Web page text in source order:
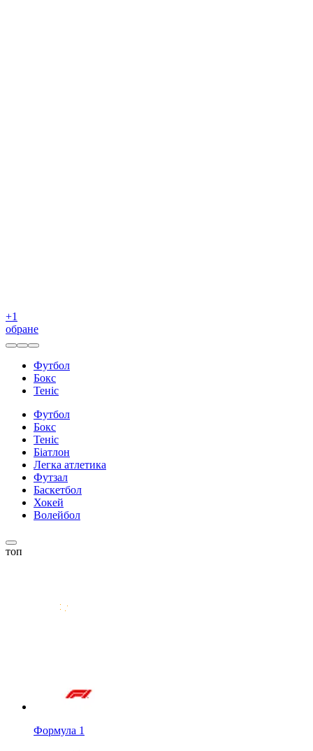
+1
обране
Футбол
Бокс
Теніс
Футбол
Бокс
Теніс
Біатлон
Легка атлетика
Футзал
Баскетбол
Хокей
Волейбол
топ
Формула 1